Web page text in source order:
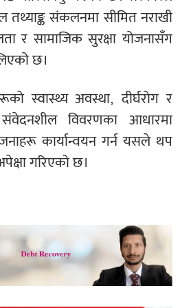
संकलनमा सीमित नराखी
र सामाजिक सुरक्षा योजनासँग
छ।
स्वास्थ्य अवस्था, दीर्घरोग र
संवेदनशील विवरणका आधारमा
कार्यान्वयन गर्न यसले थप
गरिएको छ।